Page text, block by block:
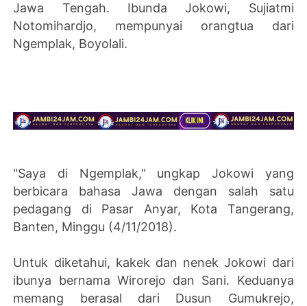
Jawa Tengah. Ibunda Jokowi, Sujiatmi
Notomihardjo, mempunyai orangtua dari
Ngemplak, Boyolali.
"Saya di Ngemplak," ungkap Jokowi yang
berbicara bahasa Jawa dengan salah satu
pedagang di Pasar Anyar, Kota Tangerang,
Banten, Minggu (4/11/2018).
Untuk diketahui, kakek dan nenek Jokowi dari
ibunya bernama Wirorejo dan Sani. Keduanya
memang berasal dari Dusun Gumukrejo,